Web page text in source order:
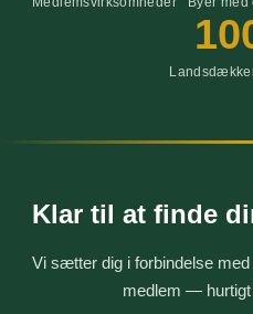
Klar til at finde
Vi sætter dig i forbindelse
medlem — hurtigt